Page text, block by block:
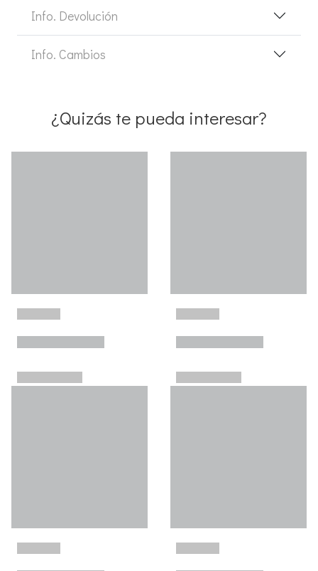
Info. Devolución
Info. Cambios
¿Quizás te pueda interesar?